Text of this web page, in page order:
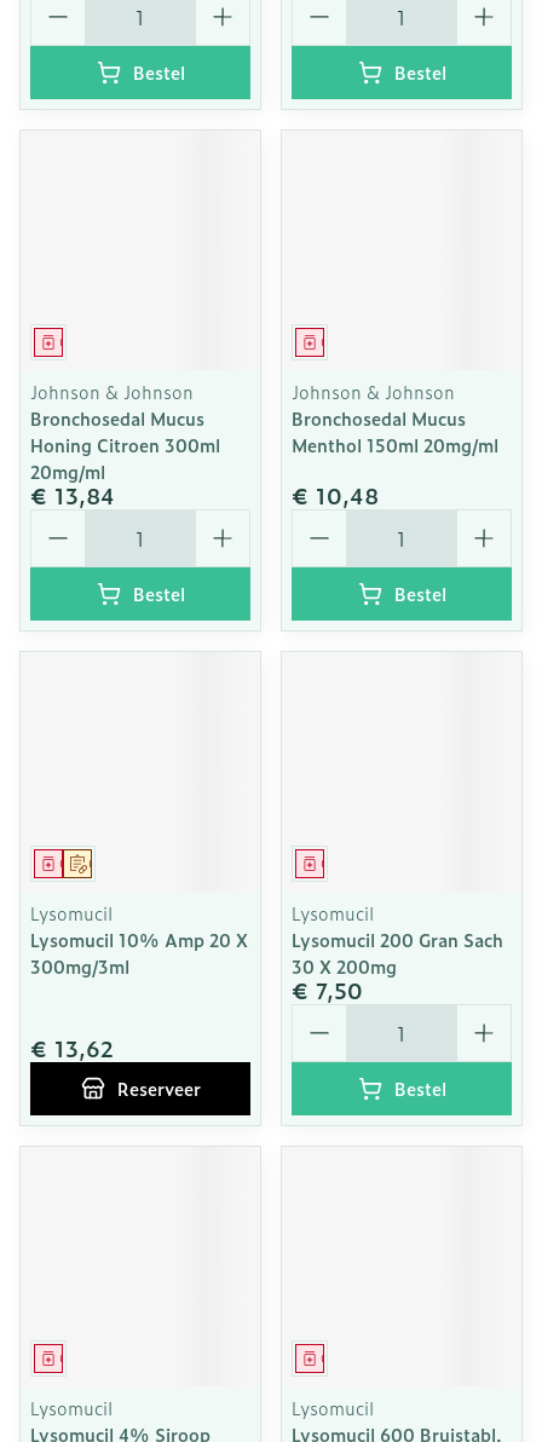
Bestel Bestel
Geneesmiddel
Johnson & Johnson
Bronchosedal Mucus
Honing Citroen 300ml
20mg/ml
€ 13,84
Aantal
Bestel
Geneesmiddel
Johnson & Johnson
Bronchosedal Mucus
Menthol 150ml 20mg/ml
€ 10,48
Aantal
Bestel
Op voorschrift
Geneesmiddel
Lysomucil
Lysomucil 10% Amp 20 X
300mg/3ml
€ 13,62
Reserveer
Geneesmiddel
Lysomucil
Lysomucil 200 Gran Sach
30 X 200mg
€ 7,50
Aantal
Bestel
Geneesmiddel
Lysomucil
Lysomucil 4% Siroop
Geneesmiddel
Lysomucil
Lysomucil 600 Bruistabl.